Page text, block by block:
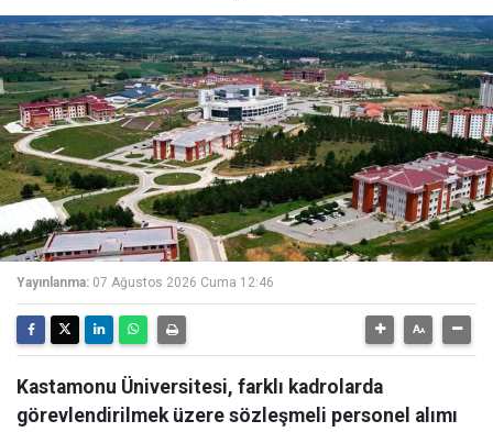
Yayınlanma: 07 Ağustos 2026 Cuma 12:46
Kastamonu Üniversitesi, farklı kadrolarda
görevlendirilmek üzere sözleşmeli personel alımı